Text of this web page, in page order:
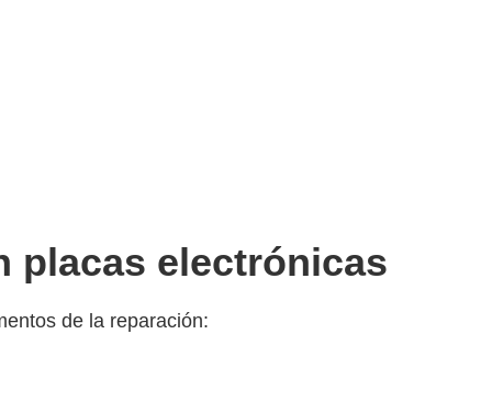
placas electrónicas
de la reparación: